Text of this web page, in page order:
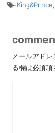
-King&Prince,
メールアド
る欄は必須項